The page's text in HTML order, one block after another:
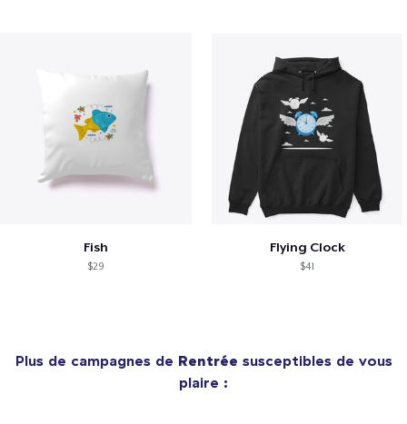
Fish
$29
Flying Clock
$41
Plus de campagnes de Rentrée susceptibles de vous
plaire :